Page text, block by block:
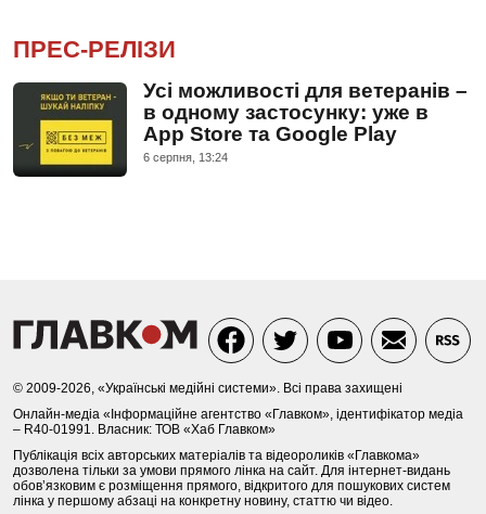
ПРЕС-РЕЛІЗИ
Усі можливості для ветеранів –
в одному застосунку: уже в
App Store та Google Play
6 серпня, 13:24
© 2009-2026, «Українські медійні системи». Всі права захищені
Онлайн-медіа «Інформаційне агентство «Главком», ідентифікатор медіа
– R40-01991. Власник: ТОВ «Хаб Главком»
Публікація всіх авторських матеріалів та відеороликів «Главкома»
дозволена тільки за умови прямого лінка на сайт. Для інтернет-видань
обов’язковим є розміщення прямого, відкритого для пошукових систем
лінка у першому абзаці на конкретну новину, статтю чи відео.